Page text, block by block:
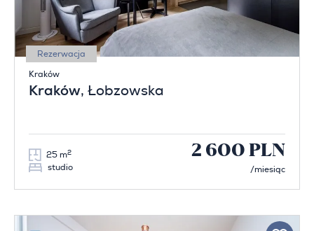
Rezerwacja
Kraków
Kraków, Łobzowska
25 m2
studio
2 600 PLN
/miesiąc